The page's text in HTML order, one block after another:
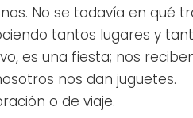
No se todavía en qué
tantos lugares y
es una fiesta; nos
nos dan juguetes.
o de viaje.